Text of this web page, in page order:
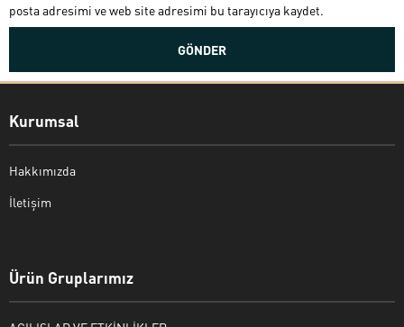
posta adresimi ve web site adresimi bu tarayıcıya kaydet.
Kurumsal
Hakkımızda
İletişim
Ürün Gruplarımız